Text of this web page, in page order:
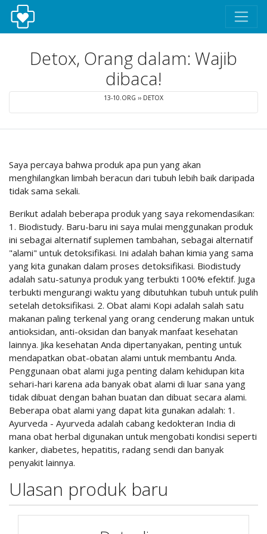
Detox, Orang dalam: Wajib
dibaca!
13-10.ORG ›› DETOX
Saya percaya bahwa produk apa pun yang akan
menghilangkan limbah beracun dari tubuh lebih baik daripada
tidak sama sekali.
Berikut adalah beberapa produk yang saya rekomendasikan:
1. Biodistudy. Baru-baru ini saya mulai menggunakan produk
ini sebagai alternatif suplemen tambahan, sebagai alternatif
"alami" untuk detoksifikasi. Ini adalah bahan kimia yang sama
yang kita gunakan dalam proses detoksifikasi. Biodistudy
adalah satu-satunya produk yang terbukti 100% efektif. Juga
terbukti mengurangi waktu yang dibutuhkan tubuh untuk pulih
setelah detoksifikasi. 2. Obat alami Kopi adalah salah satu
makanan paling terkenal yang orang cenderung makan untuk
antioksidan, anti-oksidan dan banyak manfaat kesehatan
lainnya. Jika kesehatan Anda dipertanyakan, penting untuk
mendapatkan obat-obatan alami untuk membantu Anda.
Penggunaan obat alami juga penting dalam kehidupan kita
sehari-hari karena ada banyak obat alami di luar sana yang
tidak dibuat dengan bahan buatan dan dibuat secara alami.
Beberapa obat alami yang dapat kita gunakan adalah: 1.
Ayurveda - Ayurveda adalah cabang kedokteran India di
mana obat herbal digunakan untuk mengobati kondisi seperti
kanker, diabetes, hepatitis, radang sendi dan banyak
penyakit lainnya.
Ulasan produk baru